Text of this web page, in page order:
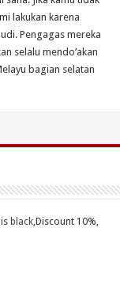
lakukan karena
Pengagas mereka
selalu mendo’akan
bagian selatan
black,Discount 10%,